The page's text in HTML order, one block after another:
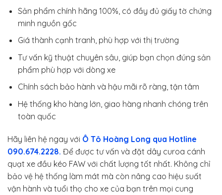
Sản phẩm chính hãng 100%, có đầy đủ giấy tờ chứng
minh nguồn gốc
Giá thành cạnh tranh, phù hợp với thị trường
Tư vấn kỹ thuật chuyên sâu, giúp bạn chọn đúng sản
phẩm phù hợp với dòng xe
Chính sách bảo hành và hậu mãi rõ ràng, tận tâm
Hệ thống kho hàng lớn, giao hàng nhanh chóng trên
toàn quốc
Hãy liên hệ ngay với Ô Tô Hoàng Long qua Hotline
090.674.2228. Để được tư vấn và đặt dây curoa cánh
quạt xe đầu kéo FAW với chất lượng tốt nhất. Không chỉ
bảo vệ hệ thống làm mát mà còn nâng cao hiệu suất
vận hành và tuổi thọ cho xe của bạn trên mọi cung